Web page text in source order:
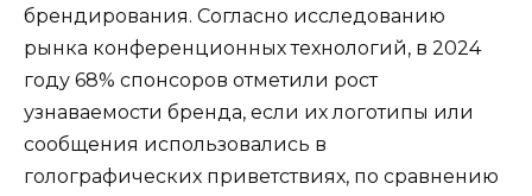
брендирования. Согласно исследованию
рынка конференционных технологий, в 2024
году 68% спонсоров отметили рост
узнаваемости бренда, если их логотипы или
сообщения использовались в
голографических приветствиях, по сравнению